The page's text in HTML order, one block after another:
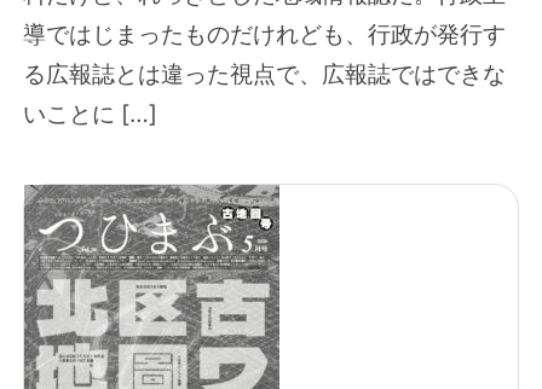
導ではじまったものだけれども、行政が発行す
る広報誌とは違った視点で、広報誌ではできな
いことに […]